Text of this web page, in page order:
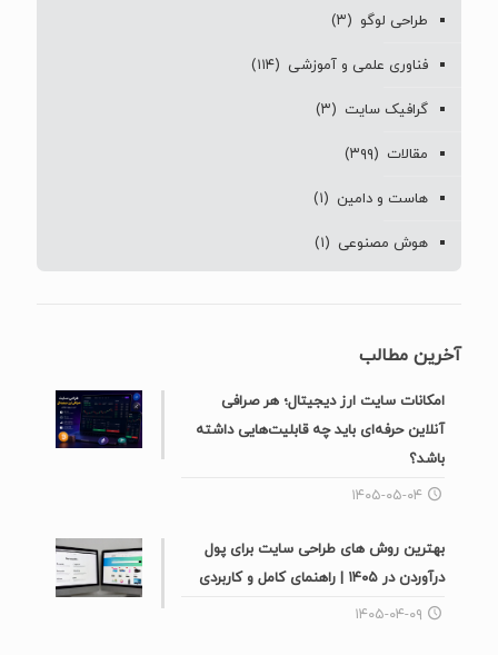
طراحی لوگو (۳)
فناوری علمی و آموزشی (۱۱۴)
گرافیک سایت (۳)
مقالات (۳۹۹)
هاست و دامین (۱)
هوش مصنوعی (۱)
آخرین مطالب
امکانات سایت ارز دیجیتال؛ هر صرافی
آنلاین حرفه‌ای باید چه قابلیت‌هایی داشته
باشد؟
۱۴۰۵-۰۵-۰۴
بهترین روش های طراحی سایت برای پول
درآوردن در ۱۴۰۵ | راهنمای کامل و کاربردی
۱۴۰۵-۰۴-۰۹